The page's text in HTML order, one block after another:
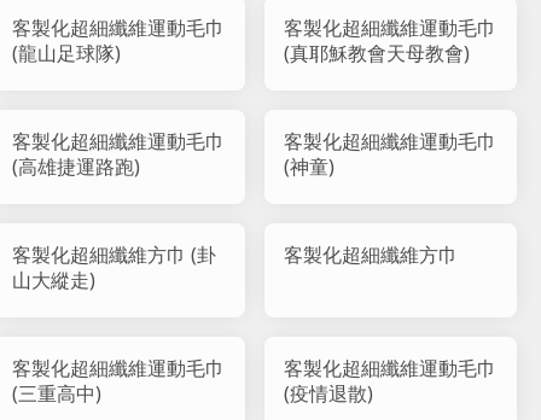
客製化超細纖維運動毛巾
(龍山足球隊)
客製化超細纖維運動毛巾
(真耶穌教會天母教會)
客製化超細纖維運動毛巾
(高雄捷運路跑)
客製化超細纖維運動毛巾
(神童)
客製化超細纖維方巾 (卦
山大縱走)
客製化超細纖維方巾
客製化超細纖維運動毛巾
(三重高中)
客製化超細纖維運動毛巾
(疫情退散)